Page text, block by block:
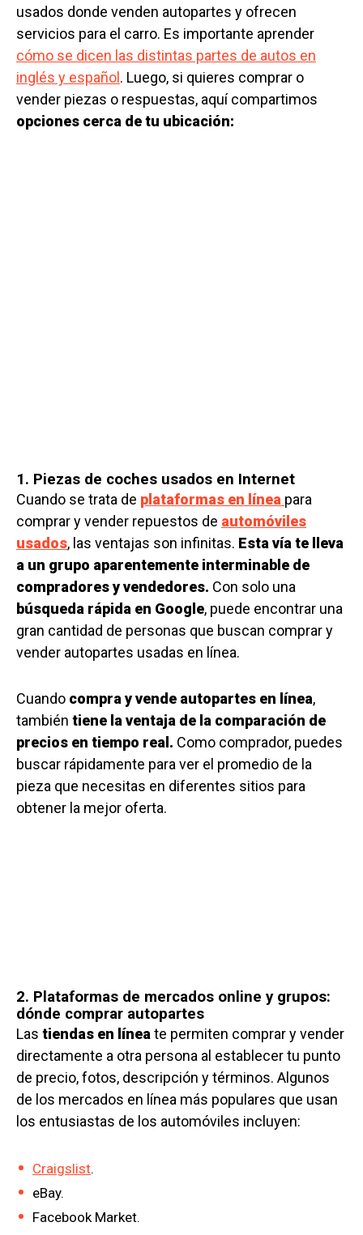
usados donde venden autopartes y ofrecen
servicios para el carro. Es importante aprender
cómo se dicen las distintas partes de autos en
inglés y español . Luego, si quieres comprar o
vender piezas o respuestas, aquí compartimos
opciones cerca de tu ubicación:
1. Piezas de coches usados ​​en Internet
Cuando se trata de plataformas en línea para
comprar y vender repuestos de automóviles
usados, las ventajas son infinitas. Esta vía te lleva
a un grupo aparentemente interminable de
compradores y vendedores. Con solo una
búsqueda rápida en Google, puede encontrar una
gran cantidad de personas que buscan comprar y
vender autopartes usadas en línea.
Cuando compra y vende autopartes en línea,
también tiene la ventaja de la comparación de
precios en tiempo real. Como comprador, puedes
buscar rápidamente para ver el promedio de la
pieza que necesitas en diferentes sitios para
obtener la mejor oferta.
2. Plataformas de mercados online y grupos:
dónde comprar autopartes
Las tiendas en líneate permiten comprar y vender
directamente a otra persona al establecer tu punto
de precio, fotos, descripción y términos. Algunos
de los mercados en línea más populares que usan
los entusiastas de los automóviles incluyen:
Craigslist.
eBay.
Facebook Market.